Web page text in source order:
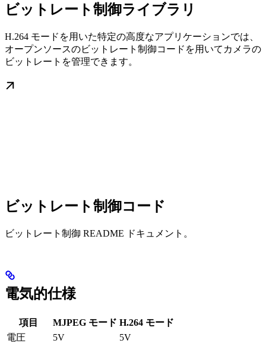
ビットレート制御ライブラリ
H.264 モードを用いた特定の高度なアプリケーションでは、
オープンソースのビットレート制御コードを用いてカメラの
ビットレートを管理できます。
ビットレート制御コード
ビットレート制御 README ドキュメント。
電気的仕様
項目 MJPEG モード H.264 モード
電圧
5V
5V